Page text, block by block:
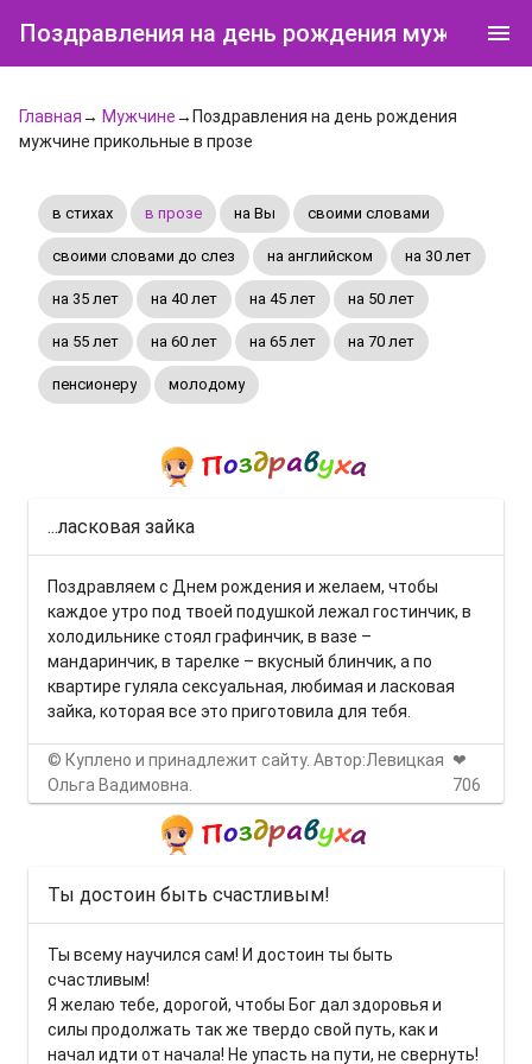
Поздравления на день рождения мужчине
Главная→ Мужчине→Поздравления на день рождения
мужчине прикольные в прозе
в стихах в прозе на Вы своими словами
своими словами до слез на английском на 30 лет
на 35 лет на 40 лет на 45 лет на 50 лет
на 55 лет на 60 лет на 65 лет на 70 лет
пенсионеру молодому
...ласковая зайка
Поздравляем с Днем рождения и желаем, чтобы
каждое утро под твоей подушкой лежал гостинчик, в
холодильнике стоял графинчик, в вазе –
мандаринчик, в тарелке – вкусный блинчик, а по
квартире гуляла сексуальная, любимая и ласковая
зайка, которая все это приготовила для тебя.
© Куплено и принадлежит сайту. Автор:Левицкая
Ольга Вадимовна.
❤
706
Ты достоин быть счастливым!
Ты всему научился сам! И достоин ты быть
счастливым!
Я желаю тебе, дорогой, чтобы Бог дал здоровья и
силы продолжать так же твердо свой путь, как и
начал идти от начала! Не упасть на пути, не свернуть!